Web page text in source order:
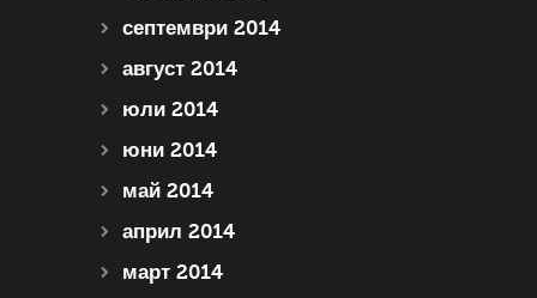
септември 2014
август 2014
юли 2014
юни 2014
май 2014
април 2014
март 2014